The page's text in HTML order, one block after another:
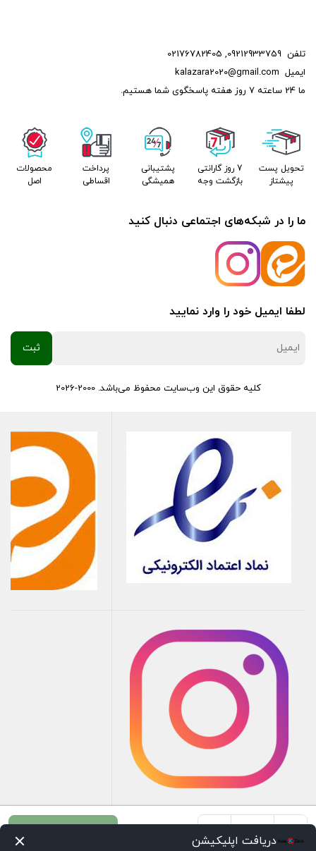
براکت(کله)استارت +
تلفن 09212933759
,
02176782405
ایمیل kalazara2020@gmail.com
ما 24 ساعته 7 روز هفته پاسخگوی شما هستیم.
تحویل پست
پیشتاز
7 روز گارانتی
بازگشت وجه
پشتیبانی
همیشگی
پرداخت
اقساطی
محصولات
اصل
ما را در شبکه‌های اجتماعی دنبال کنید
لطفا ایمیل خود را وارد نمایید
کلیه حقوق این وب‌سایت محفوظ می‌باشد. 2000-2026
دریافت اپلیکیشن